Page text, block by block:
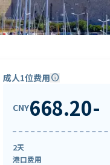
成人1位费用info
CNY668.20-
2天
港口费用